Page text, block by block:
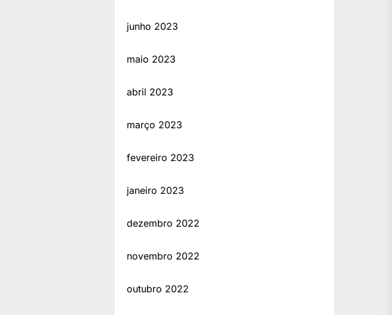
junho 2023
maio 2023
abril 2023
março 2023
fevereiro 2023
janeiro 2023
dezembro 2022
novembro 2022
outubro 2022